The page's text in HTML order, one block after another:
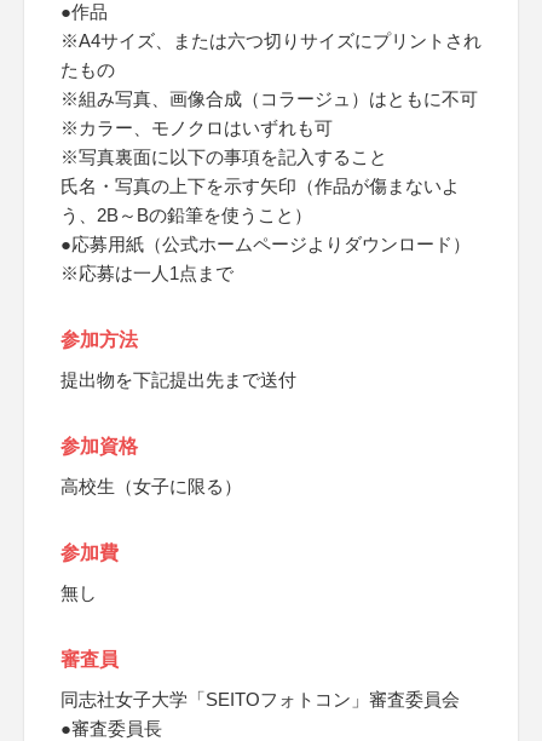
●作品
※A4サイズ、または六つ切りサイズにプリントされ
たもの
※組み写真、画像合成（コラージュ）はともに不可
※カラー、モノクロはいずれも可
※写真裏面に以下の事項を記入すること
氏名・写真の上下を示す矢印（作品が傷まないよ
う、2B～Bの鉛筆を使うこと）
●応募用紙（公式ホームページよりダウンロード）
※応募は一人1点まで
参加方法
提出物を下記提出先まで送付
参加資格
高校生（女子に限る）
参加費
無し
審査員
同志社女子大学「SEITOフォトコン」審査委員会
●審査委員長